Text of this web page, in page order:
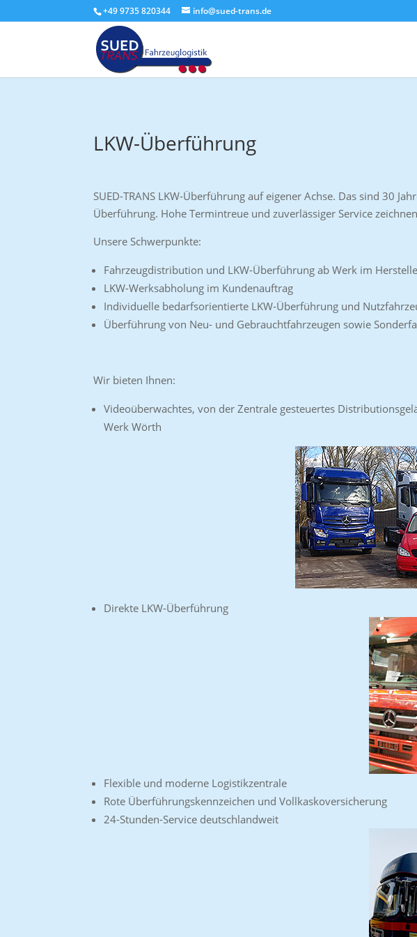
+49 9735 820344 info@sued-trans.de
LKW-Überführung
SUED-TRANS LKW-Überführung auf eigener Achse. Das sind 30
Überführung. Hohe Termintreue und zuverlässiger Service
Unsere Schwerpunkte:
Fahrzeugdistribution und LKW-Überführung ab Werk im
LKW-Werksabholung im Kundenauftrag
Individuelle bedarfsorientierte LKW-Überführung und
Überführung von Neu- und Gebrauchtfahrzeugen sowie
Wir bieten Ihnen:
Videoüberwachtes, von der Zentrale gesteuertes
Werk Wörth
Direkte LKW-Überführung
Flexible und moderne Logistikzentrale
Rote Überführungskennzeichen und Vollkaskoversicherung
24-Stunden-Service deutschlandweit